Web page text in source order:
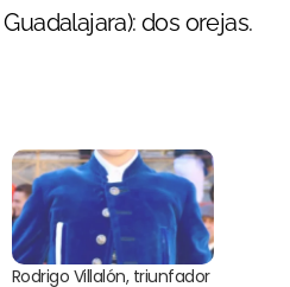
Guadalajara): dos orejas.
Rodrigo Villalón, triunfador